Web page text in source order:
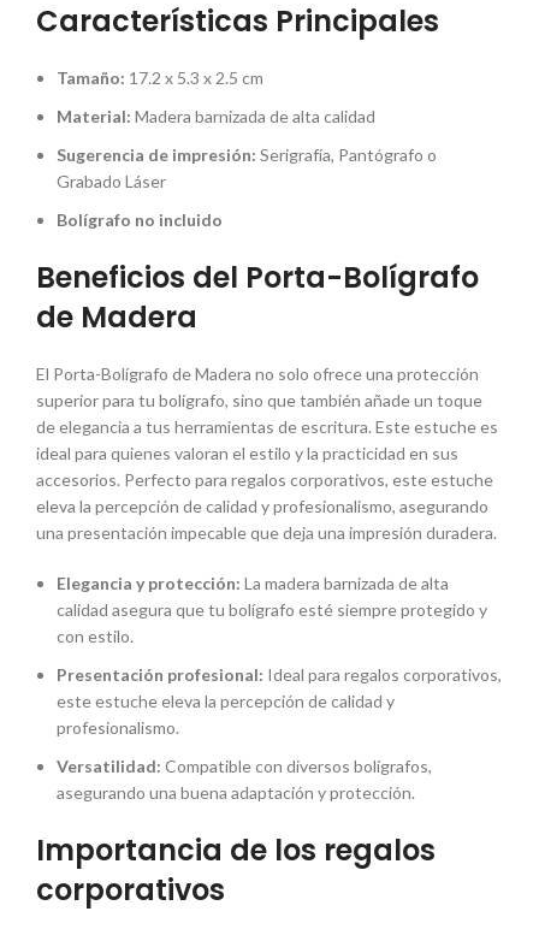
Características Principales
Tamaño: 17.2 x 5.3 x 2.5 cm
Material: Madera barnizada de alta calidad
Sugerencia de impresión: Serigrafía, Pantógrafo o
Grabado Láser
Bolígrafo no incluido
Beneficios del Porta-Bolígrafo
de Madera
El Porta-Bolígrafo de Madera no solo ofrece una protección
superior para tu bolígrafo, sino que también añade un toque
de elegancia a tus herramientas de escritura. Este estuche es
ideal para quienes valoran el estilo y la practicidad en sus
accesorios. Perfecto para regalos corporativos, este estuche
eleva la percepción de calidad y profesionalismo, asegurando
una presentación impecable que deja una impresión duradera.
Elegancia y protección: La madera barnizada de alta
calidad asegura que tu bolígrafo esté siempre protegido y
con estilo.
Presentación profesional: Ideal para regalos corporativos,
este estuche eleva la percepción de calidad y
profesionalismo.
Versatilidad: Compatible con diversos bolígrafos,
asegurando una buena adaptación y protección.
Importancia de los regalos
corporativos